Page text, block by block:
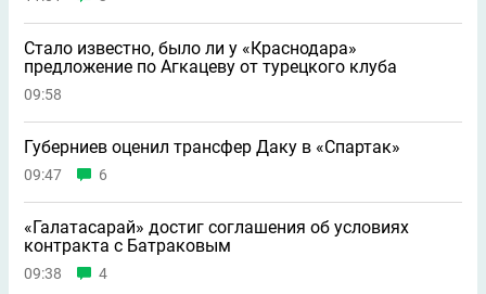
Стало известно, было ли у «Краснодара»
предложение по Агкацеву от турецкого клуба
09:58
Губерниев оценил трансфер Даку в «Спартак»
09:47 6
«Галатасарай» достиг соглашения об условиях
контракта с Батраковым
09:38 4